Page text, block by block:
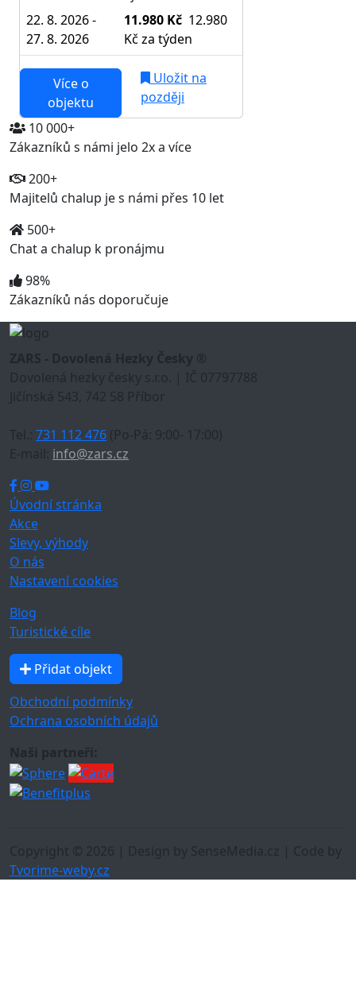
22. 8. 2026 -
27. 8. 2026
11.980 Kč 12.980
Kč za týden
Více o
objektu
Uložit na
později
10 000+
Zákazníků s námi jelo 2x a více
200+
Majitelů chalup je s námi přes 10 let
500+
Chat a chalup k pronájmu
98%
Zákazníků nás doporučuje
ZARS - Dovolená Hezky Česky ®
Dovolená hezky česky s.r.o. | IČ 07797788
Jičínská 543, 742 58 Příbor
Tel.: 731 112 476 (Po-Pá: 9:00- 17:00)
E-mail: info@zars.cz
Úvodní stránka
Akce
Slevy, výhody
O nás
Nastavení cookies
Blog
Turistické cíle
Přidat objekt
Obchodní podmínky
Ochrana osobních údajů
Naši partneři:
Copyright © 2026 | Design by SenseMedia.cz | Code by
Tvorime-weby.cz